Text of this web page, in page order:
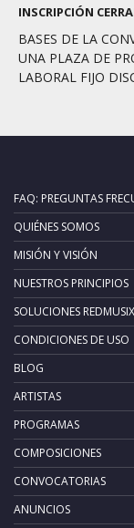
INSCRIPCIÓN
BASES DE LA
UNA PLAZA DE
LABORAL FIJO
FAQ: PREGUNTAS
QUIÉNES SOMOS
MISIÓN Y VISIÓN
NUESTROS PRINCIPIOS
SOLUCIONES REDMUSIX
CONDICIONES DE USO
BLOG
ARTISTAS
PROGRAMAS
COMPOSICIONES
CONVOCATORIAS
ANUNCIOS